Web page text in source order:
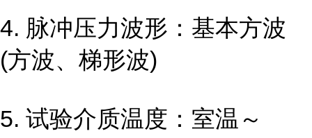
4. 脉冲压力波形：基本方波
(方波、梯形波)
5. 试验介质温度：室温～